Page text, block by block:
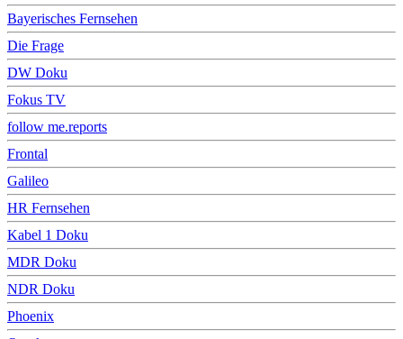
Bayerisches Fernsehen
Die Frage
DW Doku
Fokus TV
follow me.reports
Frontal
Galileo
HR Fernsehen
Kabel 1 Doku
MDR Doku
NDR Doku
Phoenix